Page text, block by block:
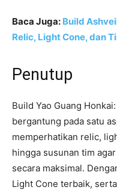
Baca Juga: Build
Relic, Light Cone, dan
Penutup
Build Yao Guang
bergantung pada satu
memperhatikan relic,
hingga susunan tim
secara maksimal.
Light Cone terbaik,